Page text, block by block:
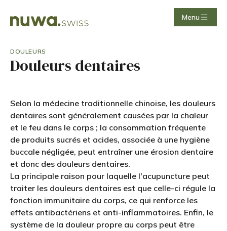
Menu
DOULEURS
Douleurs dentaires
Selon la médecine traditionnelle chinoise, les douleurs
dentaires sont généralement causées par la chaleur
et le feu dans le corps ; la consommation fréquente
de produits sucrés et acides, associée à une hygiène
buccale négligée, peut entraîner une érosion dentaire
et donc des douleurs dentaires.
La principale raison pour laquelle l'acupuncture peut
traiter les douleurs dentaires est que celle-ci régule la
fonction immunitaire du corps, ce qui renforce les
effets antibactériens et anti-inflammatoires. Enfin, le
système de la douleur propre au corps peut être